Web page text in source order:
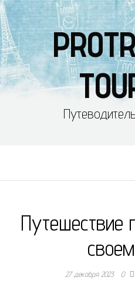
Путешествие
27 декабря 2023 0